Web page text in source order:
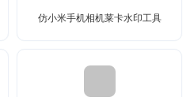
仿小米手机相机莱卡水印工具